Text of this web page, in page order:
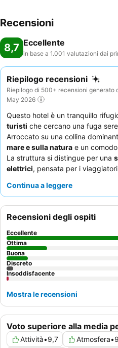
Recensioni
8,7 Eccellente
in base a 1.001 valutazioni dai
Riepilogo recensioni
Riepilogo di 500+ recensioni generato
May 2026
Questo hotel è un tranquillo
turisti che cercano una fuga
Arroccato su una collina
mare e sulla natura e un
La struttura si distingue per una
elettrici, pensata per i
variegatacolazione a buffet
una camera con
vista mare e
splendidi dintorni.
Continua a leggere
Voto superiore alla media
Attività•9,7 Atmosfera•
Recensioni degli ospiti
Eccellente
Ottima
Buona
Discreto
Insoddisfacente
Mostra le recensioni